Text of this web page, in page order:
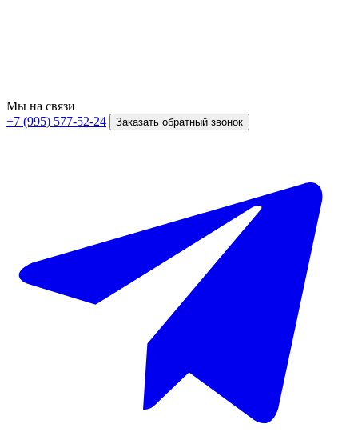
Мы на связи
+7 (995) 577-52-24
Заказать обратный звонок